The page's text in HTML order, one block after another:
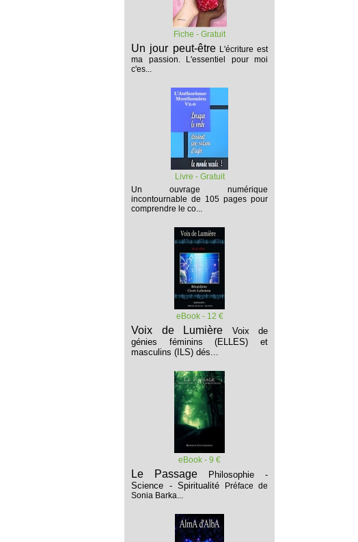
Fiche - Gratuit
Un jour peut-être L'écriture est
ma passion. L'essentiel pour moi
c'es...
Livre - Gratuit
Un ouvrage numérique
incontournable de 105 pages pour
comprendre le co...
eBook - 12 €
Voix de Lumière
Voix de
génies féminins (ELLES) et
masculins (ILS) dés...
eBook - 9 €
Le Passage
Philosophie -
Science - Spiritualité
Préface de
Sonia Barka...